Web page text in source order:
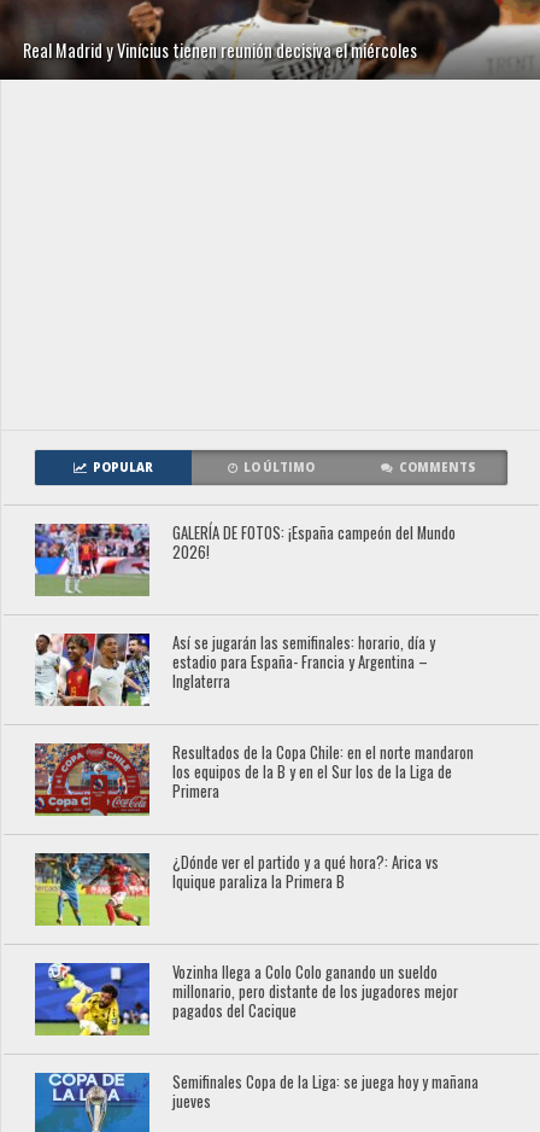
Real Madrid y Vinícius tienen reunión decisiva el miércoles
POPULAR LO ÚLTIMO COMMENTS
GALERÍA DE FOTOS: ¡España campeón del Mundo
2026!
Así se jugarán las semifinales: horario, día y
estadio para España- Francia y Argentina –
Inglaterra
Resultados de la Copa Chile: en el norte mandaron
los equipos de la B y en el Sur los de la Liga de
Primera
¿Dónde ver el partido y a qué hora?: Arica vs
Iquique paraliza la Primera B
Vozinha llega a Colo Colo ganando un sueldo
millonario, pero distante de los jugadores mejor
pagados del Cacique
Semifinales Copa de la Liga: se juega hoy y mañana
jueves